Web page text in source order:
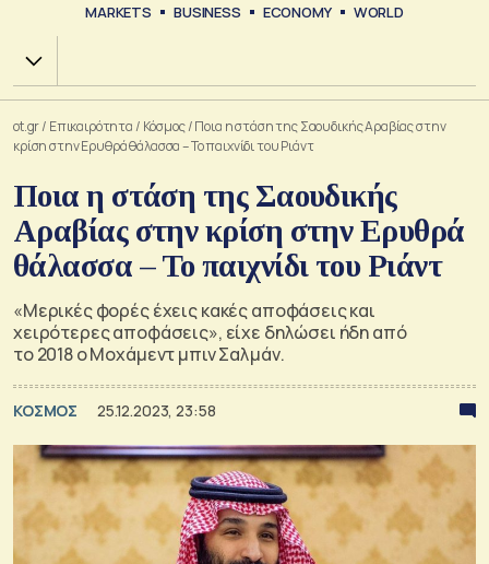
MARKETS BUSINESS ECONOMY WORLD
Χ.Α.
ot.gr/ Επικαιρότητα / Κόσμος/Ποια η στάση της Σαουδικής Αραβίας στην
κρίση στην Ερυθρά θάλασσα – Το παιχνίδι του Ριάντ
Ποια η στάση της Σαουδικής
Αραβίας στην κρίση στην Ερυθρά
θάλασσα – Το παιχνίδι του Ριάντ
«Μερικές φορές έχεις κακές αποφάσεις και
χειρότερες αποφάσεις», είχε δηλώσει ήδη από
το 2018 ο Μοχάμεντ μπιν Σαλμάν.
ΚΟΣΜΟΣ 25.12.2023, 23:58